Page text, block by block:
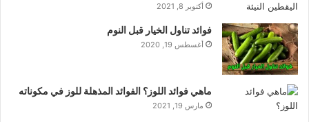
أكتوبر 8, 2021
فوائد تناول الخيار قبل النوم
أغسطس 19, 2020
ماهي فوائد اللوز؟ الفوائد المذهلة للوز في مكوناته
مارس 19, 2021